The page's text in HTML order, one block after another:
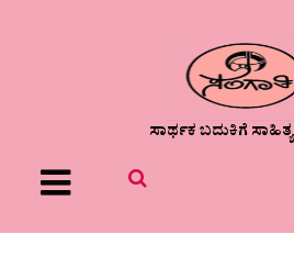
ಸಾರ್ಥಕ ಬದುಕಿಗೆ
Menu